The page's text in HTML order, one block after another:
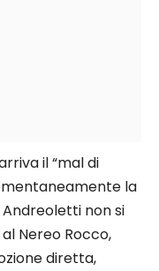
il “mal di
la
non si
al Nereo Rocco,
diretta,